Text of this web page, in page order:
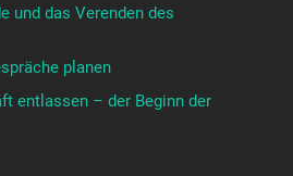
und das Verenden des
planen
entlassen – der Beginn der